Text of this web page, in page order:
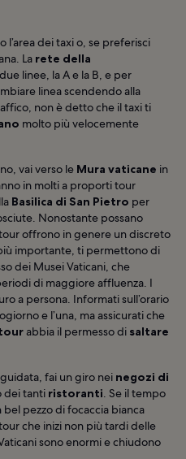
l’area dei taxi o, se preferisci
La rete della
linee, la A e la B, e per
linea scendendo alla
non è detto che il taxi ti
molto più velocemente
vai verso le Mura vaticane in
in molti a proporti tour
Basilica di San Pietro per
Nonostante possano
offrono in genere un discreto
importante, ti permettono di
dei Musei Vaticani, che
di maggiore affluenza. I
a persona. Informati sull’orario
e l’una, ma assicurati che
abbia il permesso di saltare
fai un giro nei negozi di
dei tanti ristoranti. Se il tempo
pezzo di focaccia bianca
che inizi non più tardi delle
sono enormi e chiudono